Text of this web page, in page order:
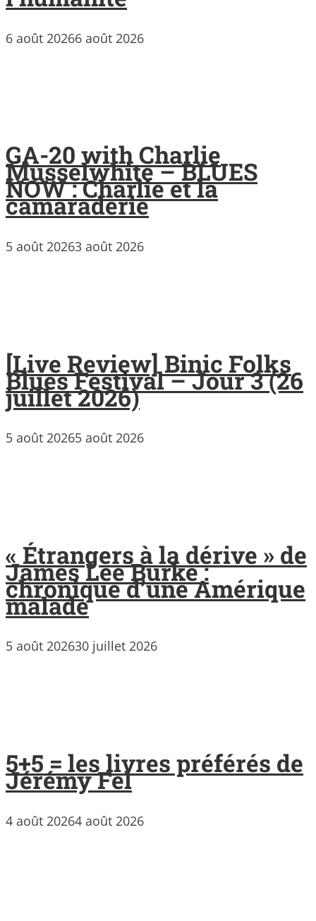
6 août 20266 août 2026
GA-20 with Charlie
Musselwhite – BLUES
NOW : Charlie et la
camaraderie
5 août 20263 août 2026
[Live Review] Binic Folks
Blues Festival – Jour 3 (26
juillet 2026)
5 août 20265 août 2026
« Étrangers à la dérive » de
James Lee Burke :
chronique d’une Amérique
malade
5 août 202630 juillet 2026
5+5 = les livres préférés de
Jérémy Fel
4 août 20264 août 2026